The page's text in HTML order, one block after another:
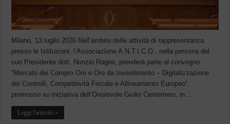
Milano, 13 luglio 2026 Nell’ambito delle attività di rappresentanza
presso le Istituzioni, l’Associazione A.N.T.I.C.O., nella persona del
suo Presidente dott. Nunzio Ragno, prenderà parte al convegno
“Mercato dei Compro Oro e Oro da Investimento – Digitalizzazione
dei Controlli, Competitività Fiscale e Allineamento Europeo“,
promosso su iniziativa dell’Onorevole Giulio Centemero, in ...
Leggi l'articolo »